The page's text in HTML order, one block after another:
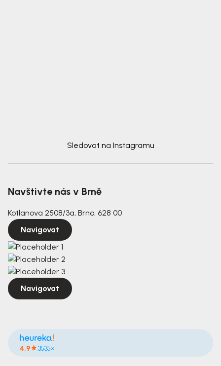
Sledovat na Instagramu
Navštivte nás v Brně
Kotlanova 2508/3a, Brno, 628 00
Navigovat
Navigovat
4.9 3535×